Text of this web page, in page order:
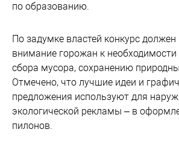
по образованию.
По задумке властей конкурс должен
внимание горожан к необходимости
сбора мусора, сохранению
Отмечено, что лучшие идеи и
предложения используют для
экологической рекламы – в
пилонов.